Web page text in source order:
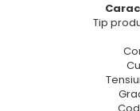
Tip